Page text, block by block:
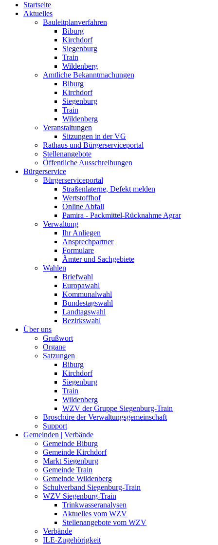
Startseite
Aktuelles
Bauleitplanverfahren
Biburg
Kirchdorf
Siegenburg
Train
Wildenberg
Amtliche Bekanntmachungen
Biburg
Kirchdorf
Siegenburg
Train
Wildenberg
Veranstaltungen
Sitzungen in der VG
Rathaus und Bürgerserviceportal
Stellenangebote
Öffentliche Ausschreibungen
Bürgerservice
Bürgerserviceportal
Straßenlaterne, Defekt melden
Wertstoffhof
Online Abfall
Pamira - Packmittel-Rücknahme Agrar
Verwaltung
Ihr Anliegen
Ansprechpartner
Formulare
Ämter und Sachgebiete
Wahlen
Briefwahl
Europawahl
Kommunalwahl
Bundestagswahl
Landtagswahl
Bezirkswahl
Über uns
Grußwort
Organe
Satzungen
Biburg
Kirchdorf
Siegenburg
Train
Wildenberg
WZV der Gruppe Siegenburg-Train
Broschüre der Verwaltungsgemeinschaft
Support
Gemeinden | Verbände
Gemeinde Biburg
Gemeinde Kirchdorf
Markt Siegenburg
Gemeinde Train
Gemeinde Wildenberg
Schulverband Siegenburg-Train
WZV Siegenburg-Train
Trinkwasseranalysen
Aktuelles vom WZV
Stellenangebote vom WZV
Verbände
ILE-Zugehörigkeit